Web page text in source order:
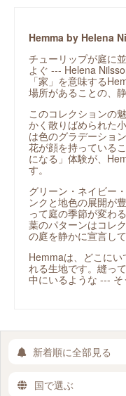
Hemma by Helena
チューリップが庭に
よぐ --- Helena
「家」を意味する
場所があることの、
このコレクションの
かく散りばめられた
は色のグラデーショ
花が顔を持っている
になる」体験が、
す。
グリーン・ネイビー
ンクと地色の展開が
って庭の季節が変わ
葉のパターンはコレ
の庭を静かに宣言して
Hemmaは、どこにい
れる生地です。縫っ
中にいるような --- そ
新着順に全部見る
国で選ぶ